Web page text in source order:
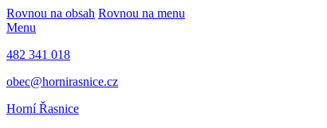
Rovnou na obsah Rovnou na menu
Menu
482 341 018
obec@hornirasnice.cz
Horní Řasnice